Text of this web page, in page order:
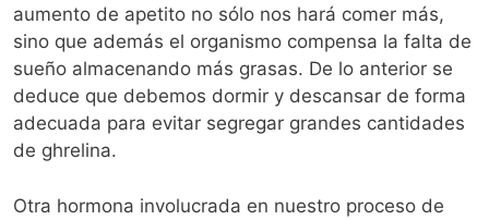
aumento de apetito no sólo nos hará comer más,
sino que además el organismo compensa la falta de
sueño almacenando más grasas. De lo anterior se
deduce que debemos dormir y descansar de forma
adecuada para evitar segregar grandes cantidades
de ghrelina.
Otra hormona involucrada en nuestro proceso de